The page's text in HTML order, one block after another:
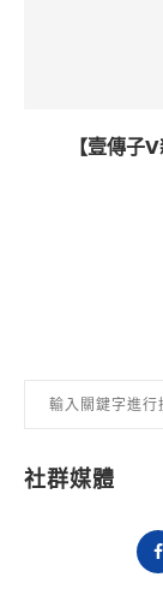
【壹傳子
社群媒體